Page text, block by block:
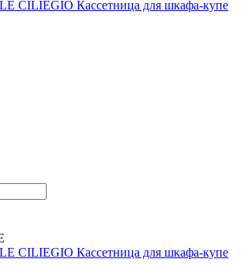
CILIEGIO Кассетница для шкафа-купе
CILIEGIO Кассетница для шкафа-купе